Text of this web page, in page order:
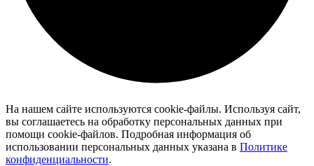
На нашем сайте используются cookie-файлы. Используя сайт,
вы соглашаетесь на обработку персональных данных при
помощи cookie-файлов. Подробная информация об
использовании персональных данных указана в Политике
конфиденциальности.